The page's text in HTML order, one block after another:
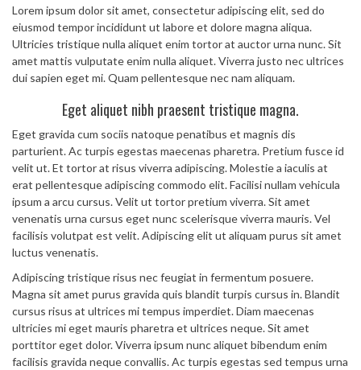
Lorem ipsum dolor sit amet, consectetur adipiscing elit, sed do
eiusmod tempor incididunt ut labore et dolore magna aliqua.
Ultricies tristique nulla aliquet enim tortor at auctor urna nunc. Sit
amet mattis vulputate enim nulla aliquet. Viverra justo nec ultrices
dui sapien eget mi. Quam pellentesque nec nam aliquam.
Eget aliquet nibh praesent tristique magna.
Eget gravida cum sociis natoque penatibus et magnis dis
parturient. Ac turpis egestas maecenas pharetra. Pretium fusce id
velit ut. Et tortor at risus viverra adipiscing. Molestie a iaculis at
erat pellentesque adipiscing commodo elit. Facilisi nullam vehicula
ipsum a arcu cursus. Velit ut tortor pretium viverra. Sit amet
venenatis urna cursus eget nunc scelerisque viverra mauris. Vel
facilisis volutpat est velit. Adipiscing elit ut aliquam purus sit amet
luctus venenatis.
Adipiscing tristique risus nec feugiat in fermentum posuere.
Magna sit amet purus gravida quis blandit turpis cursus in. Blandit
cursus risus at ultrices mi tempus imperdiet. Diam maecenas
ultricies mi eget mauris pharetra et ultrices neque. Sit amet
porttitor eget dolor. Viverra ipsum nunc aliquet bibendum enim
facilisis gravida neque convallis. Ac turpis egestas sed tempus urna